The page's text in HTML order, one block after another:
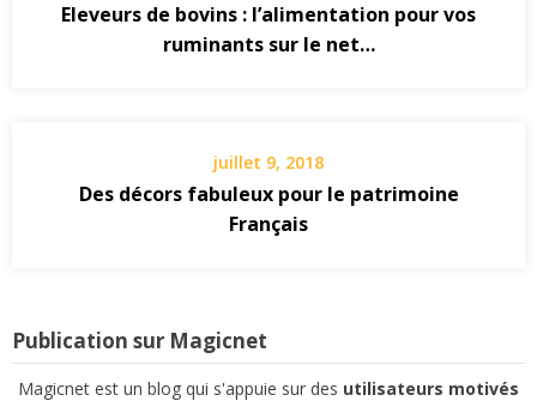
Eleveurs de bovins : l’alimentation pour vos
ruminants sur le net…
juillet 9, 2018
Des décors fabuleux pour le patrimoine
Français
Publication sur Magicnet
Magicnet est un blog qui s'appuie sur des utilisateurs motivés